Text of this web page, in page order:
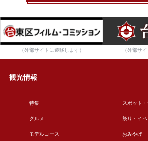
（外部サイトに遷移します） （外部サ
観光情報
特集 スポット
グルメ 祭り・イベ
モデルコース おみやげ